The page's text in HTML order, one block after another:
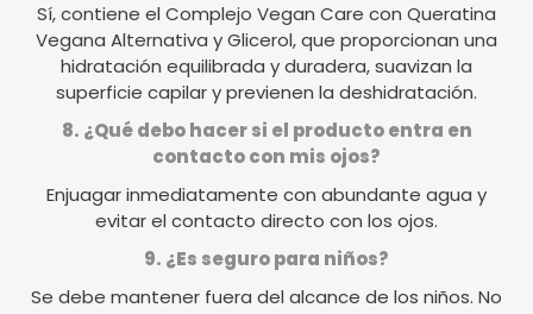
Sí, contiene el Complejo Vegan Care con Queratina
Vegana Alternativa y Glicerol, que proporcionan una
hidratación equilibrada y duradera, suavizan la
superficie capilar y previenen la deshidratación.
8. ¿Qué debo hacer si el producto entra en
contacto con mis ojos?
Enjuagar inmediatamente con abundante agua y
evitar el contacto directo con los ojos.
9. ¿Es seguro para niños?
Se debe mantener fuera del alcance de los niños. No